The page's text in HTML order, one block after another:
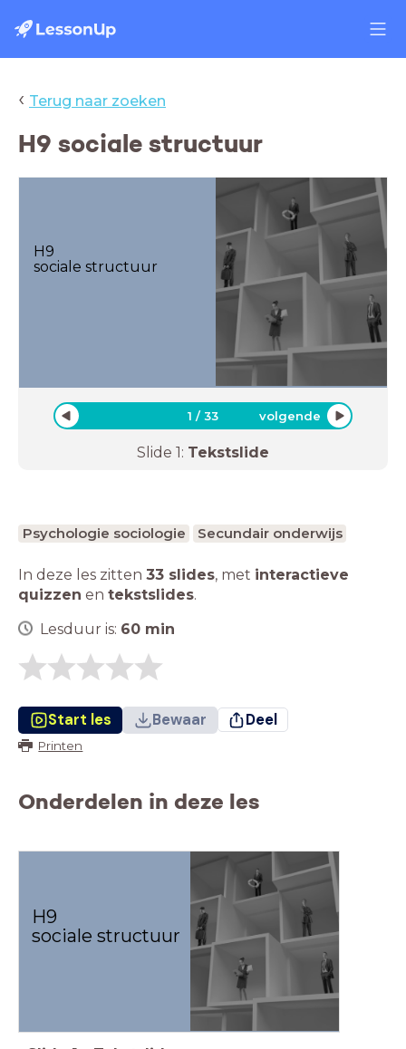
‹ Terug naar zoeken
H9 sociale structuur
H9
sociale structuur
1 /33 volgende
Slide 1: Tekstslide
Psychologie sociologie Secundair onderwijs
In deze les zitten 33 slides, met interactieve
quizzen en tekstslides.
Lesduur is: 60 min
Start les Bewaar Deel
Printen
Onderdelen in deze les
H9
sociale structuur